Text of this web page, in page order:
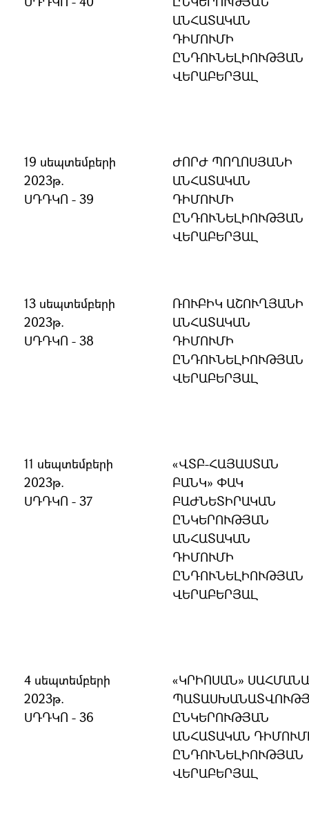
ԱՆՀԱՏԱԿԱՆ
ԴԻՄՈՒՄԻ
ԸՆԴՈՒՆԵԼԻՈՒԹՅԱՆ
ՎԵՐԱԲԵՐՅԱԼ
19 սեպտեմբերի
2023թ.
ՍԴԴԿՈ - 39
ԺՈՐԺ ՊՈՂՈՍՅԱՆԻ
ԱՆՀԱՏԱԿԱՆ
ԴԻՄՈՒՄԻ
ԸՆԴՈՒՆԵԼԻՈՒԹՅԱՆ
ՎԵՐԱԲԵՐՅԱԼ
13 սեպտեմբերի
2023թ.
ՍԴԴԿՈ - 38
ՌՈՒԲԻԿ ԱՇՈՒՂՅԱՆԻ
ԱՆՀԱՏԱԿԱՆ
ԴԻՄՈՒՄԻ
ԸՆԴՈՒՆԵԼԻՈՒԹՅԱՆ
ՎԵՐԱԲԵՐՅԱԼ
11 սեպտեմբերի
2023թ.
ՍԴԴԿՈ - 37
«ՎՏԲ-ՀԱՅԱՍՏԱՆ
ԲԱՆԿ» ՓԱԿ
ԲԱԺՆԵՏԻՐԱԿԱՆ
ԸՆԿԵՐՈՒԹՅԱՆ
ԱՆՀԱՏԱԿԱՆ
ԴԻՄՈՒՄԻ
ԸՆԴՈՒՆԵԼԻՈՒԹՅԱՆ
ՎԵՐԱԲԵՐՅԱԼ
4 սեպտեմբերի
2023թ.
ՍԴԴԿՈ - 36
«ԿՐԻՈՍԱՆ»
ԸՆԿԵՐՈՒԹՅԱՆ
ԱՆՀԱՏԱԿԱՆ
ԸՆԴՈՒՆԵԼԻՈՒԹՅԱՆ
ՎԵՐԱԲԵՐՅԱԼ